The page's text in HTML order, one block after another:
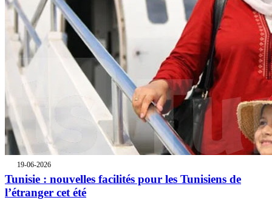
19-06-2026
Tunisie : nouvelles facilités pour les Tunisiens de
l’étranger cet été